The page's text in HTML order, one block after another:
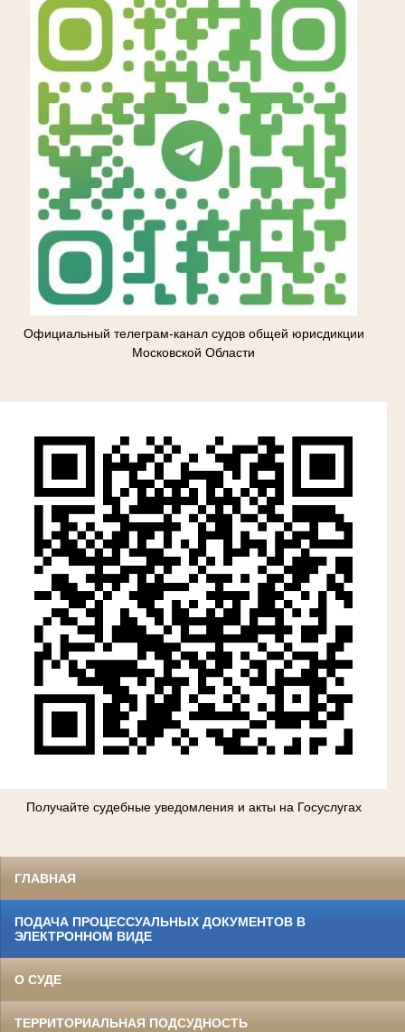
Официальный телеграм-канал судов общей юрисдикции
Московской Области
Получайте судебные уведомления и акты на Госуслугах
ГЛАВНАЯ
ПОДАЧА ПРОЦЕССУАЛЬНЫХ ДОКУМЕНТОВ В
ЭЛЕКТРОННОМ ВИДЕ
О СУДЕ
ТЕРРИТОРИАЛЬНАЯ ПОДСУДНОСТЬ